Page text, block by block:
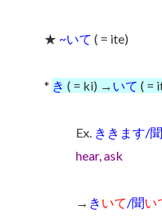
★ ~いて ( = ite)
* き ( = ki) → いて ( =
Ex. ききます/
hear, ask
→ き いて/聞い